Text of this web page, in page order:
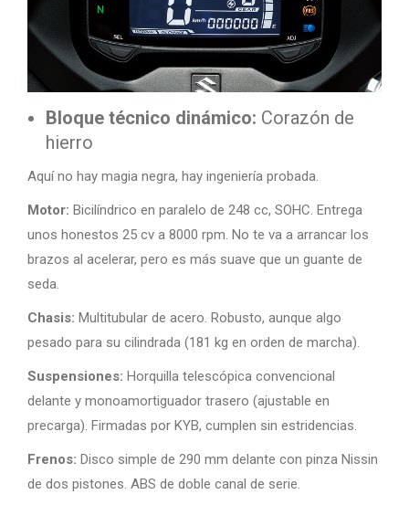
Bloque técnico dinámico: Corazón de
hierro
Aquí no hay magia negra, hay ingeniería probada.
Motor: Bicilíndrico en paralelo de 248 cc, SOHC. Entrega
unos honestos 25 cv a 8000 rpm. No te va a arrancar los
brazos al acelerar, pero es más suave que un guante de
seda.
Chasis: Multitubular de acero. Robusto, aunque algo
pesado para su cilindrada (181 kg en orden de marcha).
Suspensiones: Horquilla telescópica convencional
delante y monoamortiguador trasero (ajustable en
precarga). Firmadas por KYB, cumplen sin estridencias.
Frenos: Disco simple de 290 mm delante con pinza Nissin
de dos pistones. ABS de doble canal de serie.